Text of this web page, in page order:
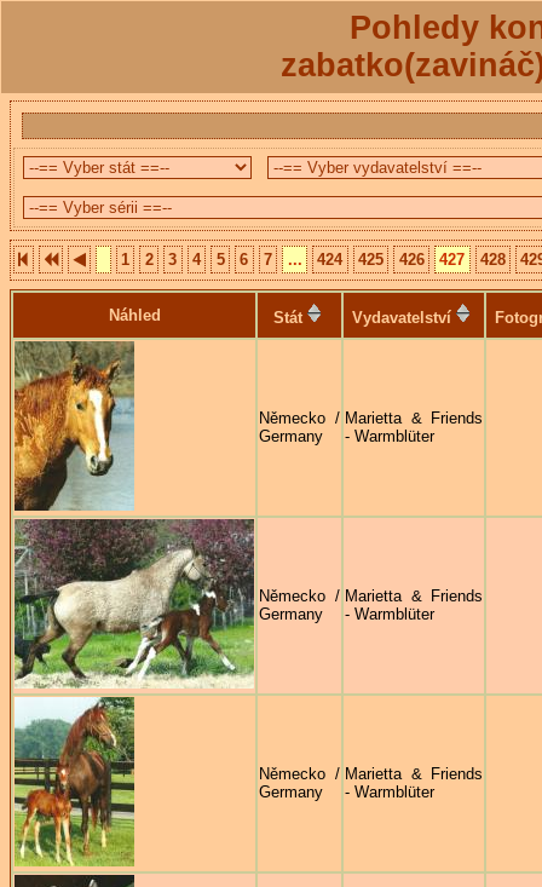
Pohledy
1 2 3 4 5 6 7 ... 424 425 426 427 428
Náhled Stát Vydavatelství
Německo /
Germany
Marietta & Friends
- Warmblüter
Německo /
Germany
Marietta & Friends
- Warmblüter
Německo /
Germany
Marietta & Friends
- Warmblüter